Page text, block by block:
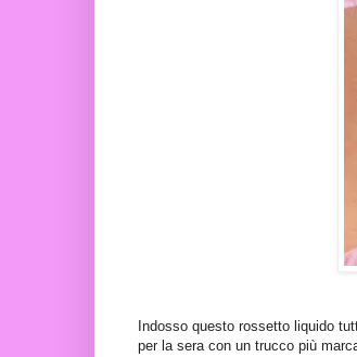
Indosso questo rossetto liquido
per la sera con un trucco più